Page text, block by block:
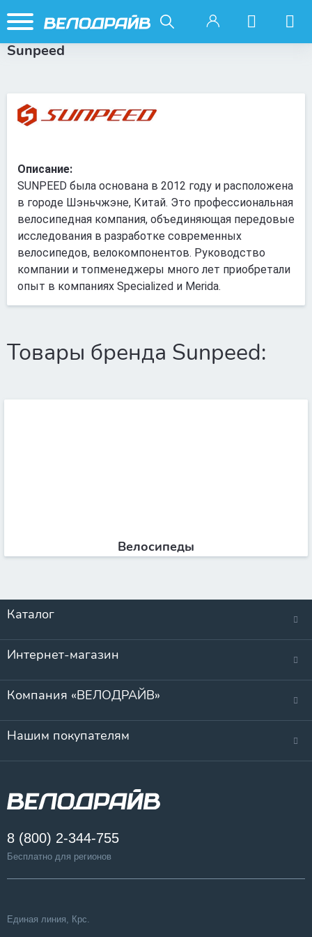
Sunpeed
Описание:
SUNPEED была основана в 2012 году и расположена
в городе Шэньчжэне, Китай. Это профессиональная
велосипедная компания, объединяющая передовые
исследования в разработке современных
велосипедов, велокомпонентов. Руководство
компании и топменеджеры много лет приобретали
опыт в компаниях Specialized и Merida.
Товары бренда Sunpeed:
Велосипеды
Каталог
Интернет-магазин
Компания «ВЕЛОДРАЙВ»
Нашим покупателям
8 (800) 2-344-755
Бесплатно для регионов
Единая линия, Крс.